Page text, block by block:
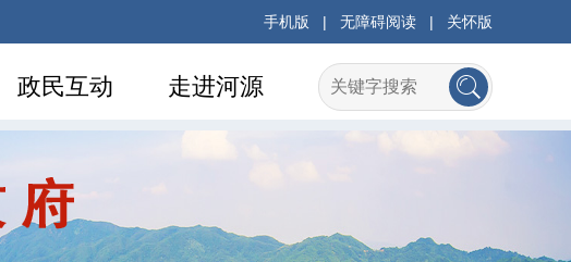
手机版 | 无障碍阅读 | 关怀版
走进河源
政民互动